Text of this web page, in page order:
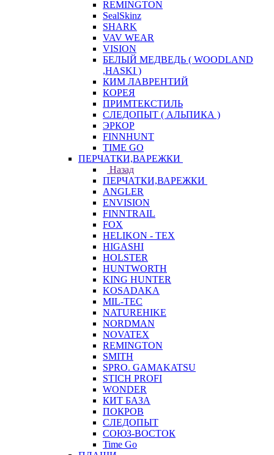
REMINGTON
SealSkinz
SHARK
VAV WEAR
VISION
БЕЛЫЙ МЕДВЕДЬ ( WOODLAND
,HASKI )
КИМ ЛАВРЕНТИЙ
КОРЕЯ
ПРИМТЕКСТИЛЬ
СЛЕДОПЫТ ( АЛЬПИКА )
ЭРКОР
FINNHUNT
TIME GO
ПЕРЧАТКИ,ВАРЕЖКИ
Назад
ПЕРЧАТКИ,ВАРЕЖКИ
ANGLER
ENVISION
FINNTRAIL
FOX
HELIKON - TEX
HIGASHI
HOLSTER
HUNTWORTH
KING HUNTER
KOSADAKA
MIL-TEC
NATUREHIKE
NORDMAN
NOVATEX
REMINGTON
SMITH
SPRO. GAMAKATSU
STICH PROFI
WONDER
КИТ БАЗА
ПОКРОВ
СЛЕДОПЫТ
СОЮЗ-ВОСТОК
Time Go